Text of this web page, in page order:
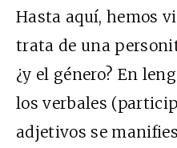
Hasta aquí, hemos
trata de una
¿y el género? En
los verbales
adjetivos se